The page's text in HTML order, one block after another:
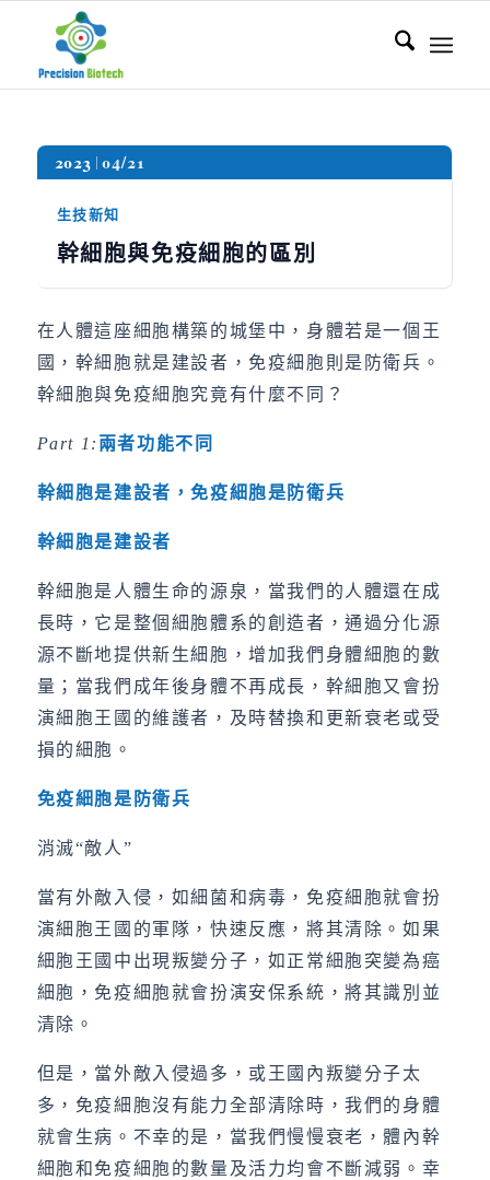
2023 04/21
生技新知
幹細胞與免疫細胞的區別
在人體這座細胞構築的城堡中，身體若是一個王
國，幹細胞就是建設者，免疫細胞則是防衛兵。
幹細胞與免疫細胞究竟有什麼不同？
Part 1: 兩者功能不同
幹細胞是建設者，免疫細胞是防衛兵
幹細胞是建設者
幹細胞是人體生命的源泉，當我們的人體還在成
長時，它是整個細胞體系的創造者，通過分化源
源不斷地提供新生細胞，增加我們身體細胞的數
量；當我們成年後身體不再成長，幹細胞又會扮
演細胞王國的維護者，及時替換和更新衰老或受
損的細胞。
免疫細胞是防衛兵
消滅“敵人”
當有外敵入侵，如細菌和病毒，免疫細胞就會扮
演細胞王國的軍隊，快速反應，將其清除。如果
細胞王國中出現叛變分子，如正常細胞突變為癌
細胞，免疫細胞就會扮演安保系統，將其識別並
清除。
但是，當外敵入侵過多，或王國內叛變分子太
多，免疫細胞沒有能力全部清除時，我們的身體
就會生病。不幸的是，當我們慢慢衰老，體內幹
細胞和免疫細胞的數量及活力均會不斷減弱。幸